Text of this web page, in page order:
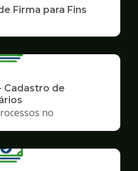
Firma para Fins
Cadastro de
no